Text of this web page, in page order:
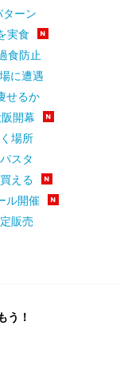
ターン
実食
食防止
に遭遇
せるか
開幕
場所
スタ
える
ル開催
販売
う！